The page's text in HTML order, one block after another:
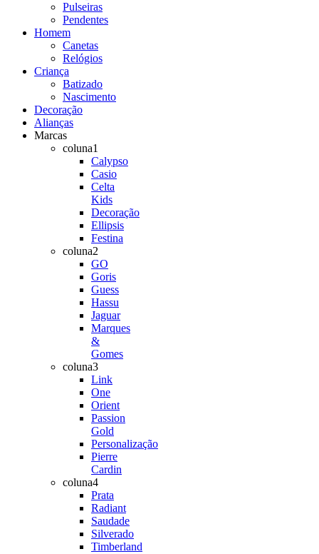
Pulseiras
Pendentes
Homem
Canetas
Relógios
Criança
Batizado
Nascimento
Decoração
Alianças
Marcas
coluna1
Calypso
Casio
Celta
Kids
Decoração
Ellipsis
Festina
coluna2
GO
Goris
Guess
Hassu
Jaguar
Marques
&
Gomes
coluna3
Link
One
Orient
Passion
Gold
Personalização
Pierre
Cardin
coluna4
Prata
Radiant
Saudade
Silverado
Timberland